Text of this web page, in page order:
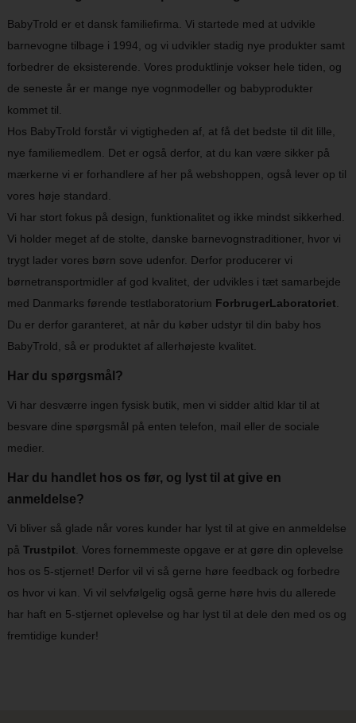
BabyTrold er et dansk familiefirma. Vi startede med at udvikle
barnevogne tilbage i 1994, og vi udvikler stadig nye produkter samt
forbedrer de eksisterende. Vores produktlinje vokser hele tiden, og
de seneste år er mange nye vognmodeller og babyprodukter
kommet til.
Hos BabyTrold forstår vi vigtigheden af, at få det bedste til dit lille,
nye familiemedlem. Det er også derfor, at du kan være sikker på
mærkerne vi er forhandlere af her på webshoppen, også lever op til
vores høje standard.
Vi har stort fokus på design, funktionalitet og ikke mindst sikkerhed.
Vi holder meget af de stolte, danske barnevognstraditioner, hvor vi
trygt lader vores børn sove udenfor. Derfor producerer vi
børnetransportmidler af god kvalitet, der udvikles i tæt samarbejde
med Danmarks førende testlaboratorium ForbrugerLaboratoriet
Du er derfor garanteret, at når du køber udstyr til din baby hos
BabyTrold, så er produktet af allerhøjeste kvalitet.
Har du spørgsmål?
Vi har desværre ingen fysisk butik, men vi sidder altid klar til at
besvare dine spørgsmål på enten telefon, mail eller de sociale
medier.
Har du handlet hos os før, og lyst til at give en
anmeldelse?
Vi bliver så glade når vores kunder har lyst til at give en anmeldelse
på Trustpilot . Vores fornemmeste opgave er at gøre din oplevelse
hos os 5-stjernet! Derfor vil vi så gerne høre feedback og forbedre
os hvor vi kan. Vi vil selvfølgelig også gerne høre hvis du allerede
har haft en 5-stjernet oplevelse og har lyst til at dele den med os og
fremtidige kunder!